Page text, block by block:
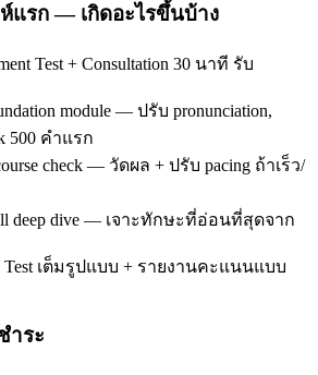
แรก — เกิดอะไรขึ้นบ้าง
Test + Consultation 30 นาที รับ
module — ปรับ pronunciation,
500 คำแรก
check — วัดผล + ปรับ pacing ถ้าเร็ว/
deep dive — เจาะทักษะที่อ่อนที่สุดจาก
Test เต็มรูปแบบ + รายงานคะแนนแบบ
ำระ